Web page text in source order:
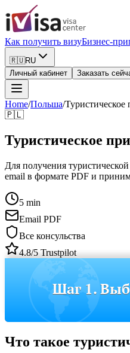
Как получить визуБизнес-
🇷🇺RU
Личный кабинет
Заказать
Home/Польша/Туристическое
🇵🇱
Туристическое
Для получения
email в формате PDF и
5 min
Email PDF
Все консульства
4.8/5 Trustpilot
Шаг 1.
Что такое